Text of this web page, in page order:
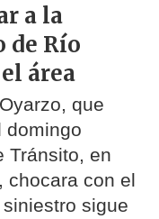
a la
de Río
área
que
domingo
Tránsito, en
chocara con el
sigue